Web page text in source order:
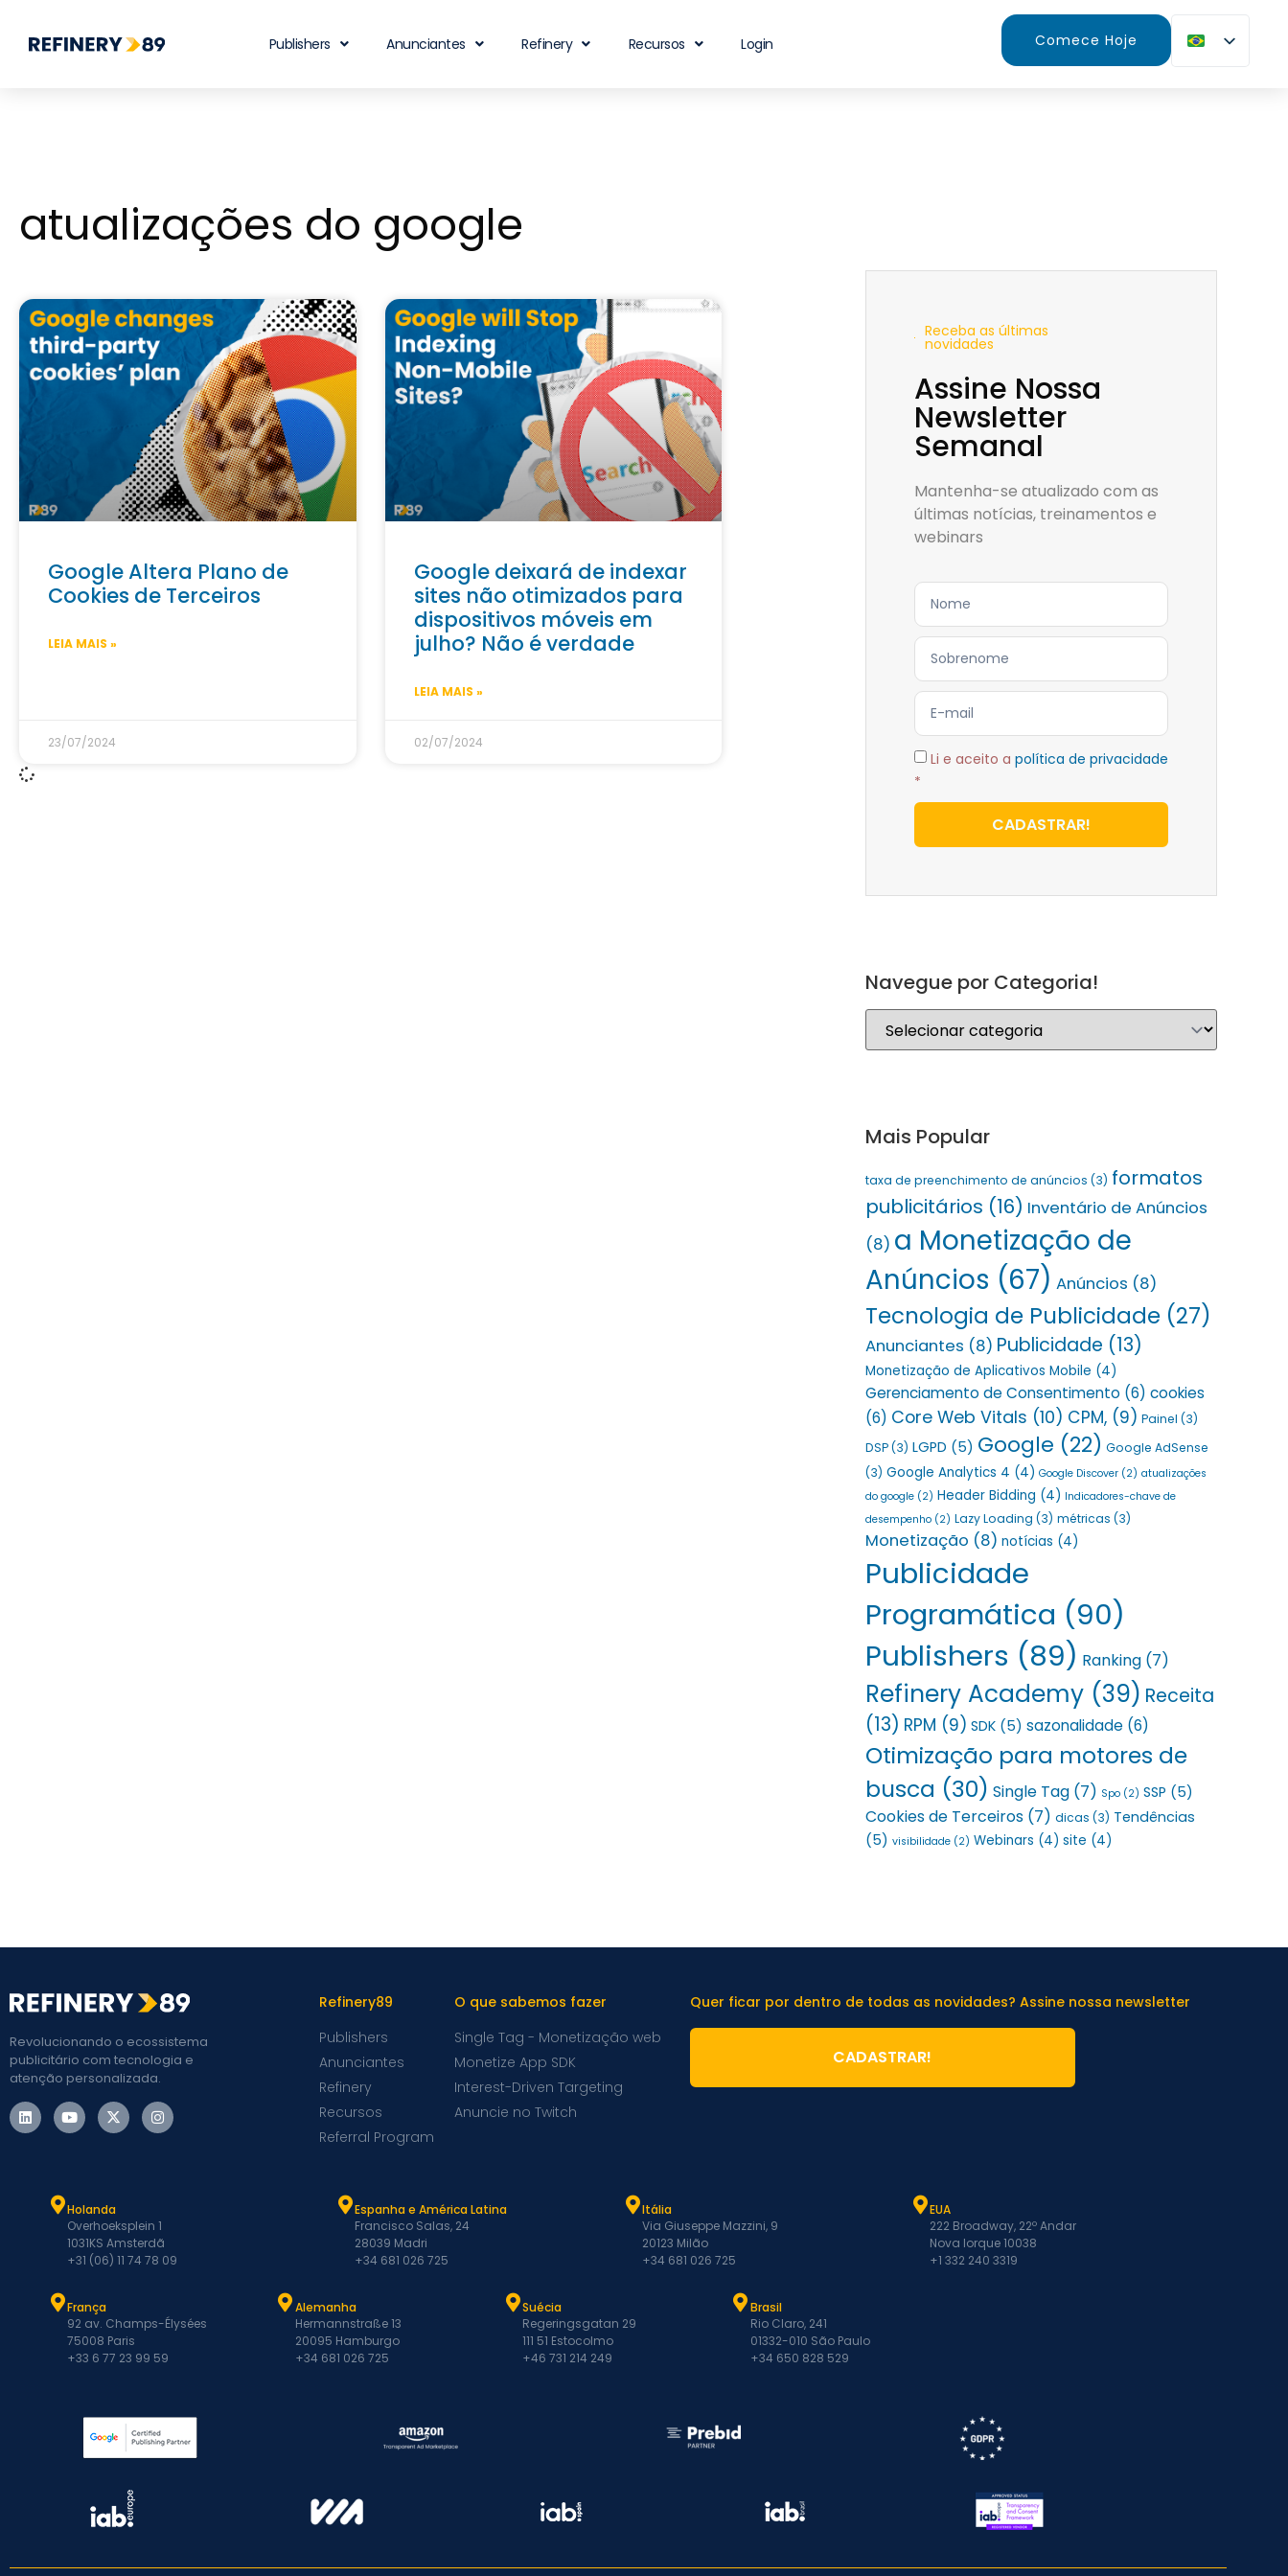
Publishers Anunciantes Refinery Recursos Login Comece Hoje
atualizações do google
Google Altera Plano de
Cookies de Terceiros
LEIA MAIS »
23/07/2024
Google deixará de indexar
sites não otimizados para
dispositivos móveis em
julho? Não é verdade
LEIA MAIS »
02/07/2024
Receba as últimas
novidades
Assine Nossa
Newsletter
Semanal
Mantenha-se atualizado com as
últimas notícias, treinamentos e
webinars
Li e aceito a política de privacidade
*
CADASTRAR!
Navegue por Categoria!
Mais Popular
taxa de preenchimento de anúncios (3) formatos
publicitários (16) Inventário de Anúncios
(8) a Monetização de
Anúncios (67) Anúncios (8)
Tecnologia de Publicidade (27)
Anunciantes (8) Publicidade (13)
Monetização de Aplicativos Mobile (4)
Gerenciamento de Consentimento (6) cookies
(6) Core Web Vitals (10) CPM, (9) Painel (3)
DSP(3) LGPD (5) Google (22) Google AdSense
(3) Google Analytics 4 (4) Google Discover (2) atualizações
do google (2) Header Bidding (4) Indicadores-chave de
desempenho (2) Lazy Loading (3) métricas (3)
Monetização (8) notícias (4)
Publicidade
Programática (90)
Publishers (89) Ranking (7)
Refinery Academy (39) Receita
(13) RPM (9) SDK (5) sazonalidade (6)
Otimização para motores de
busca (30) Single Tag (7) Spo (2) SSP (5)
Cookies de Terceiros (7) dicas (3) Tendências
(5) visibilidade (2) Webinars (4) site (4)
Revolucionando o ecossistema
publicitário com tecnologia e
atenção personalizada.
Refinery89
Publishers
Anunciantes
Refinery
Recursos
Referral Program
O que sabemos fazer
Single Tag - Monetização web
Monetize App SDK
Interest-Driven Targeting
Anuncie no Twitch
Quer ficar por dentro de todas as novidades? Assine nossa newsletter
CADASTRAR!
Holanda
Overhoeksplein 1
1031KS Amsterdã
+31 (06) 11 74 78 09
Espanha e América Latina
Francisco Salas, 24
28039 Madri
+34 681 026 725
Itália
Via Giuseppe Mazzini, 9
20123 Milão
+34 681 026 725
EUA
222 Broadway, 22º Andar
Nova Iorque 10038
+1 332 240 3319
França
92 av. Champs-Élysées
75008 Paris
+33 6 77 23 99 59
Alemanha
Hermannstraße 13
20095 Hamburgo
+34 681 026 725
Suécia
Regeringsgatan 29
111 51 Estocolmo
+46 731 214 249
Brasil
Rio Claro, 241
01332-010 São Paulo
+34 650 828 529